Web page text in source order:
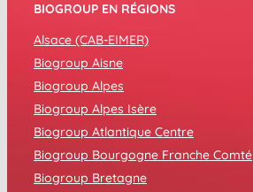
BIOGROUP EN RÉGIONS
Alsace (CAB-EIMER)
Biogroup Aisne
Biogroup Alpes
Biogroup Alpes Isère
Biogroup Atlantique Centre
Biogroup Bourgogne Franche Comté
Biogroup Bretagne